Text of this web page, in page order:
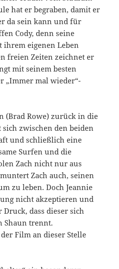
hat er begraben, damit er
da sein kann und für
Cody, denn seine
ihrem eigenen Leben
freien Zeiten zeichnet er
mit seinem besten
„Immer mal wieder“-
(Brad Rowe) zurück in die
zwischen den beiden
und schließlich eine
Surfen und die
Zach nicht nur aus
Zach auch, seinen
zu leben. Doch Jeannie
nicht akzeptieren und
Druck, dass dieser sich
Shaun trennt.
Film an dieser Stelle